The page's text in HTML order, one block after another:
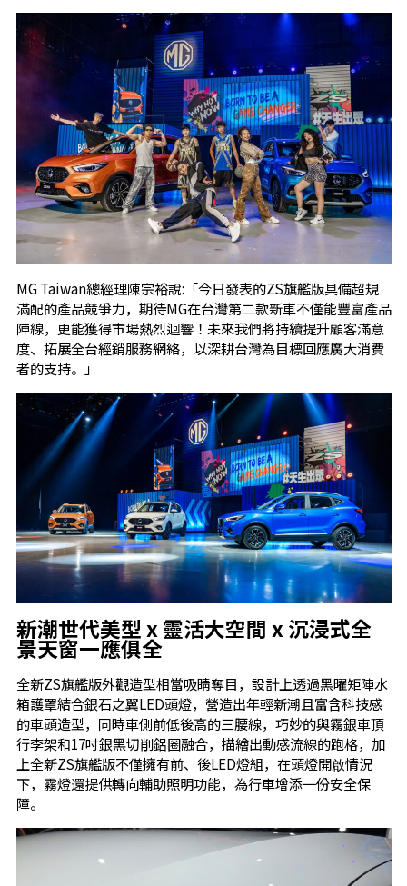
MG Taiwan總經理陳宗裕說:「今日發表的ZS旗艦版具備超規
滿配的產品競爭力，期待MG在台灣第二款新車不僅能豐富產品
陣線，更能獲得市場熱烈迴響！未來我們將持續提升顧客滿意
度、拓展全台經銷服務網絡，以深耕台灣為目標回應廣大消費
者的支持。」
新潮世代美型x靈活大空間 x沉浸式全
景天窗一應俱全
全新ZS旗艦版外觀造型相當吸睛奪目，設計上透過黑曜矩陣水
箱護罩結合銀石之翼LED頭燈，營造出年輕新潮且富含科技感
的車頭造型，同時車側前低後高的三腰線，巧妙的與霧銀車頂
行李架和17吋銀黑切削鋁圈融合，描繪出動感流線的跑格，加
上全新ZS旗艦版不僅擁有前、後LED燈組，在頭燈開啟情況
下，霧燈還提供轉向輔助照明功能，為行車增添一份安全保
障。